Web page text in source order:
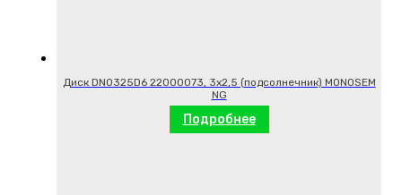
Диск DN0325D6 22000073, 3х2,5 (подсолнечник) MONOSEM
NG
Подробнее